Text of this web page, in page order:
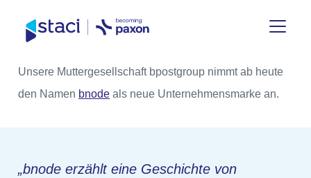
Unsere Muttergesellschaft bpostgroup nimmt ab heute
den Namen bnode als neue Unternehmensmarke an.
„bnode erzählt eine Geschichte von